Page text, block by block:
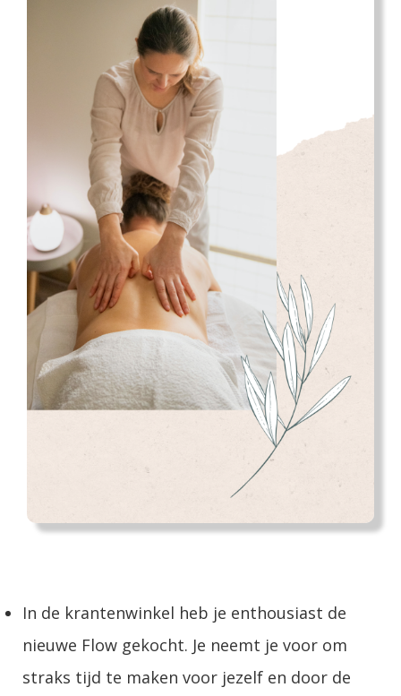
In de krantenwinkel heb je enthousiast de
nieuwe Flow gekocht. Je neemt je voor om
straks tijd te maken voor jezelf en door de